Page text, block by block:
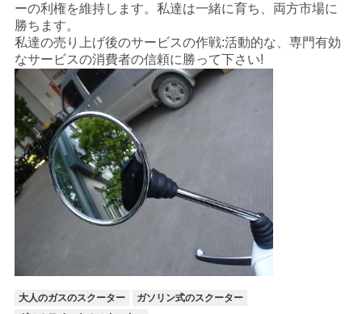
ーの利権を維持します。私達は一緒に育ち、両方市場に
勝ちます。
私達の売り上げ後のサービスの作戦:活動的な、専門有効
なサービスの消費者の信頼に勝って下さい!
大人のガスのスクーター
ガソリン式のスクーター